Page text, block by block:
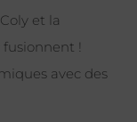
et la
!
avec des